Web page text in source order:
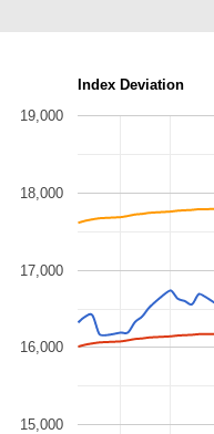
Index Deviation
15,000
16,000
17,000
18,000
19,000